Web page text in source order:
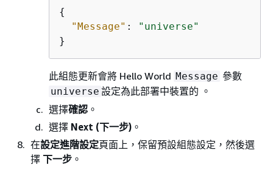
{
"Message" :
"universe"
}
此組態更新會將 Hello World Message 參數
universe 設定為此部署中裝置的 。
選擇確認 。
選擇 Next (下一步) 。
在設定進階設定頁面上，保留預設組態設定，然後選
擇 下一步 。